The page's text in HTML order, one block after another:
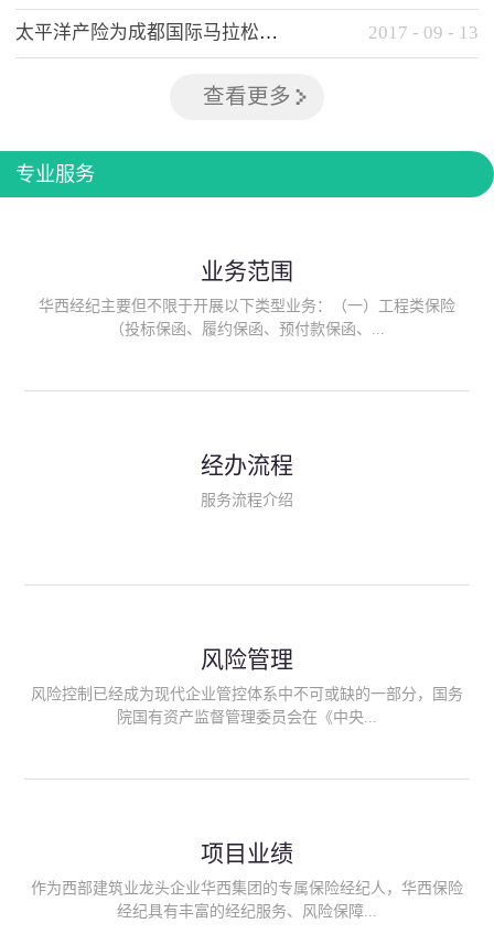
太平洋产险为成都国际马拉松提供全方位保险保障 2017 - 09 - 13
查看更多
专业服务
业务范围
华西经纪主要但不限于开展以下类型业务：（一）工程类保险
（投标保函、履约保函、预付款保函、...
险、政府公共安全责任保险/自然灾害公众责任保险、精神病监护
人责任险、首台套/首版次保险、科技保险等）；（三）传统财产
险产品；（六）保险招投标业务。随着业务的开展，华西经纪会
供专业、优质的保险经纪服务。
经办流程
服务流程介绍
风险管理
风险控制已经成为现代企业管控体系中不可或缺的一部分，国务
院国有资产监督管理委员会在《中央...
能够为客户降低风险管理成本，提高经营效率；能够为企业提供
从风险评估、风险分析、风险防范、风险转移到灾后防损、索赔
等全方位、全过程、专家式的服务，拓展和深化由保险公司提供
项目业绩
作为西部建筑业龙头企业华西集团的专属保险经纪人，华西保险
经纪具有丰富的经纪服务、风险保障...